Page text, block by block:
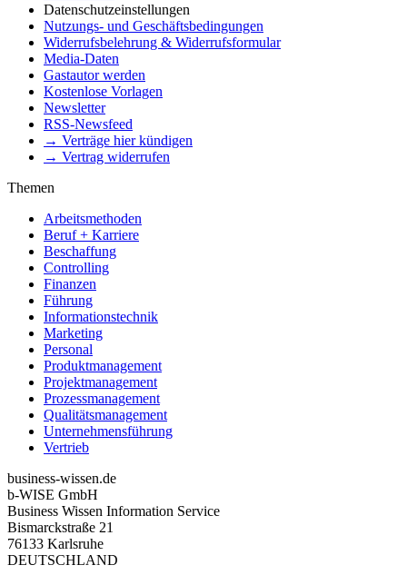
Datenschutzeinstellungen
Nutzungs- und Geschäftsbedingungen
Widerrufsbelehrung & Widerrufsformular
Media-Daten
Gastautor werden
Kostenlose Vorlagen
Newsletter
RSS-Newsfeed
→ Verträge hier kündigen
→ Vertrag widerrufen
Themen
Arbeitsmethoden
Beruf + Karriere
Beschaffung
Controlling
Finanzen
Führung
Informationstechnik
Marketing
Personal
Produktmanagement
Projektmanagement
Prozessmanagement
Qualitätsmanagement
Unternehmensführung
Vertrieb
business-wissen.de
b-WISE GmbH
Business Wissen Information Service
Bismarckstraße 21
76133 Karlsruhe
DEUTSCHLAND